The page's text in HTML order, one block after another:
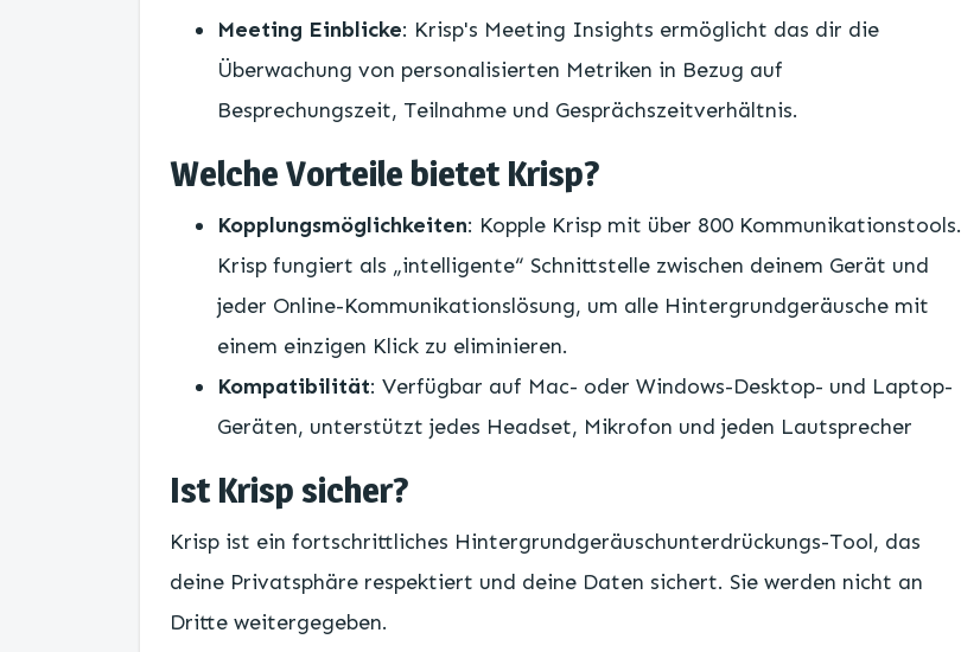
Meeting Einblicke: Krisp's Meeting Insights ermöglicht das dir die
Überwachung von personalisierten Metriken in Bezug auf
Besprechungszeit, Teilnahme und Gesprächszeitverhältnis.
Welche Vorteile bietet Krisp?
Kopplungsmöglichkeiten: Kopple Krisp mit über 800 Kommunikationstools.
Krisp fungiert als „intelligente“ Schnittstelle zwischen deinem Gerät und
jeder Online-Kommunikationslösung, um alle Hintergrundgeräusche mit
einem einzigen Klick zu eliminieren.
Kompatibilität: Verfügbar auf Mac- oder Windows-Desktop- und Laptop-
Geräten, unterstützt jedes Headset, Mikrofon und jeden Lautsprecher
Ist Krisp sicher?
Krisp ist ein fortschrittliches Hintergrundgeräuschunterdrückungs-Tool, das
deine Privatsphäre respektiert und deine Daten sichert. Sie werden nicht an
Dritte weitergegeben.